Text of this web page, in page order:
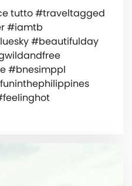
tutto #traveltagged
#iamtb
#beautifulday
#bnesimppl